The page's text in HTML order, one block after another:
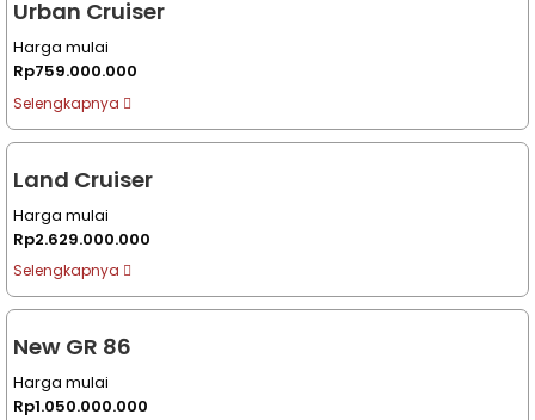
Urban Cruiser
Harga mulai
Rp759.000.000
Selengkapnya
Land Cruiser
Harga mulai
Rp2.629.000.000
Selengkapnya
New GR 86
Harga mulai
Rp1.050.000.000